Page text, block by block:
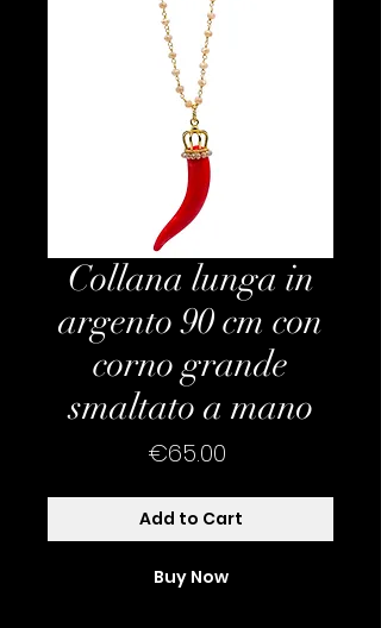
Collana lunga in
argento 90 cm con
corno grande
smaltato a mano
€65.00
Add to Cart
Buy Now